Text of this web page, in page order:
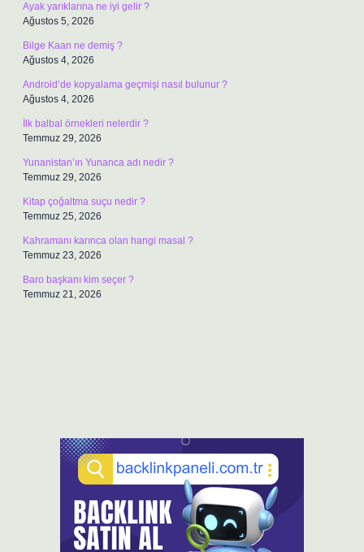
Ayak yarıklarına ne iyi gelir ?
Ağustos 5, 2026
Bilge Kaan ne demiş ?
Ağustos 4, 2026
Android’de kopyalama geçmişi nasıl bulunur ?
Ağustos 4, 2026
İlk balbal örnekleri nelerdir ?
Temmuz 29, 2026
Yunanistan’ın Yunanca adı nedir ?
Temmuz 29, 2026
Kitap çoğaltma suçu nedir ?
Temmuz 25, 2026
Kahramanı karınca olan hangi masal ?
Temmuz 23, 2026
Baro başkanı kim seçer ?
Temmuz 21, 2026